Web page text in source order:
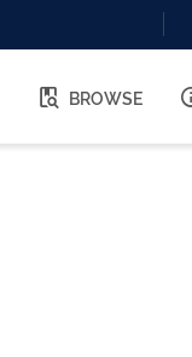
BROWSE